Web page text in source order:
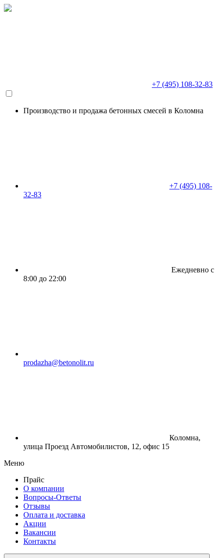
+7 (495) 108-32-83
Производство и продажа бетонных смесей в Коломна
+7 (495) 108-
32-83
Ежедневно с
8:00 до 22:00
prodazha@betonolit.ru
Коломна,
улица Проезд Автомобилистов, 12, офис 15
Меню
Прайс
О компании
Вопросы-Ответы
Отзывы
Оплата и доставка
Акции
Вакансии
Контакты